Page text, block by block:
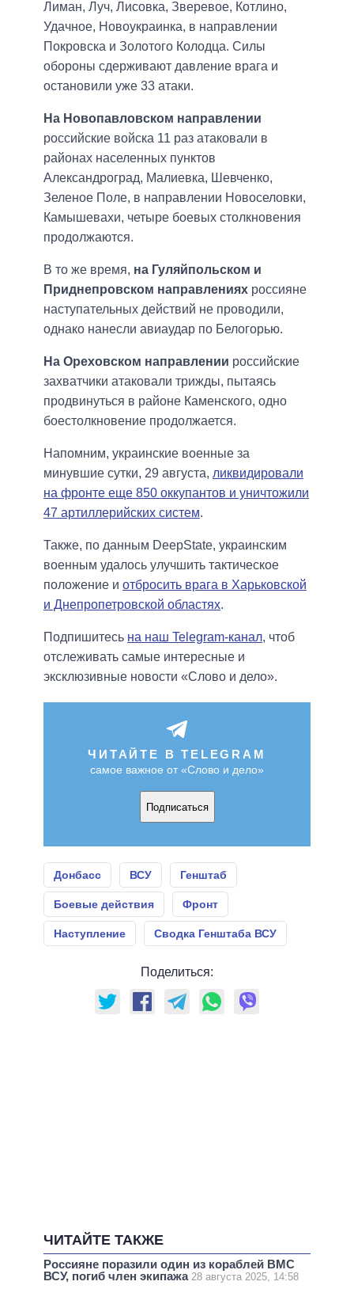
Лиман, Луч, Лисовка, Зверевое, Котлино,
Удачное, Новоукраинка, в направлении
Покровска и Золотого Колодца. Силы
обороны сдерживают давление врага и
остановили уже 33 атаки.
На Новопавловском направлении
российские войска 11 раз атаковали в
районах населенных пунктов
Александроград, Малиевка, Шевченко,
Зеленое Поле, в направлении Новоселовки,
Камышевахи, четыре боевых столкновения
продолжаются.
В то же время, на Гуляйпольском и
Приднепровском направлениях россияне
наступательных действий не проводили,
однако нанесли авиаудар по Белогорью.
На Ореховском направлении российские
захватчики атаковали трижды, пытаясь
продвинуться в районе Каменского, одно
боестолкновение продолжается.
Напомним, украинские военные за
минувшие сутки, 29 августа, ликвидировали
на фронте еще 850 оккупантов и уничтожили
47 артиллерийских систем.
Также, по данным DeepState, украинским
военным удалось улучшить тактическое
положение и отбросить врага в Харьковской
и Днепропетровской областях.
Подпишитесь на наш Telegram-канал, чтоб
отслеживать самые интересные и
эксклюзивные новости «Слово и дело».
ЧИТАЙТЕ В TELEGRAM
самое важное от «Слово и дело»
Подписаться
Донбасс ВСУ Генштаб
Боевые действия Фронт
Наступление Сводка Генштаба ВСУ
Поделиться:
ЧИТАЙТЕ ТАКЖЕ
Россияне поразили один из кораблей ВМС
ВСУ, погиб член экипажа 28 августа 2025, 14:58